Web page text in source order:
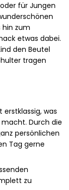
für Jungen
hin zum
etwas dabei.
den Beutel
tragen
was
Durch die
persönlichen
Tag gerne
zu